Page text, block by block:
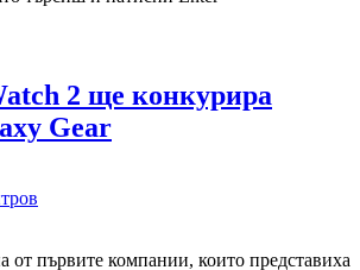
2 ще конкурира
Gear
от първите компании, които представиха